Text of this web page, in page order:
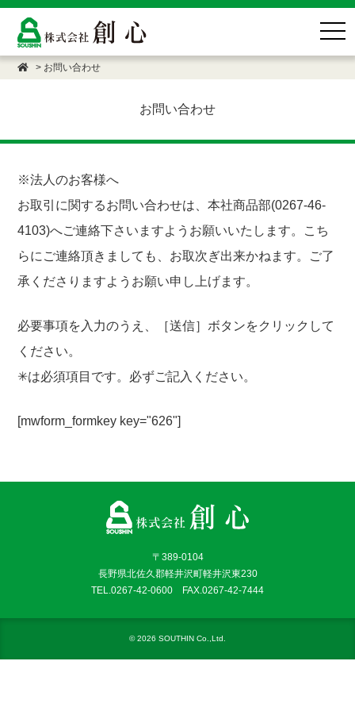
> お問い合わせ
お問い合わせ
※法人のお客様へ
お取引に関するお問い合わせは、本社商品部(0267-46-
4103)へご連絡下さいますようお願いいたします。こち
らにご連絡頂きましても、お取次ぎ出来かねます。ご了
承くださりますようお願い申し上げます。
必要事項を入力のうえ、［送信］ボタンをクリックして
ください。
✳︎は必須項目です。必ずご記入ください。
[mwform_formkey key="626"]
〒389-0104
長野県北佐久郡軽井沢町軽井沢東230
TEL.0267-42-0600 FAX.0267-42-7444
© 2026 SOUTHIN Co.,Ltd.